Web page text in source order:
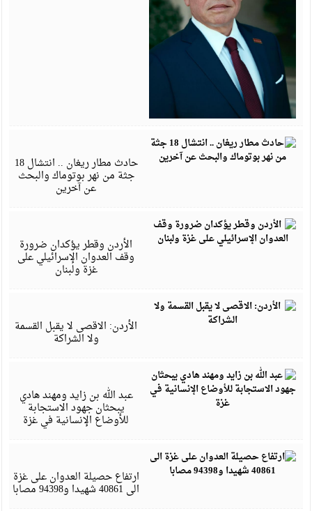
حادث مطار ريغان .. انتشال 18
جثة من نهر بوتوماك والبحث
عن آخرين
الأردن وقطر يؤكدان ضرورة
وقف العدوان الإسرائيلي على
غزة ولبنان
الأردن: الاقصى لا يقبل القسمة
ولا الشراكة
عبد الله بن زايد ومهند هادي
يبحثان جهود الاستجابة
للأوضاع الإنسانية في غزة
ارتفاع حصيلة العدوان على غزة
الى 40861 شهيدا و94398 مصابا